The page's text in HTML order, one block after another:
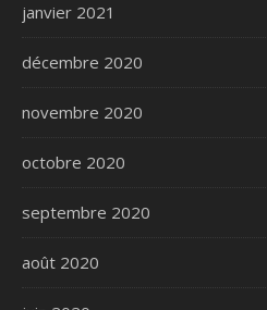
janvier 2021
décembre 2020
novembre 2020
octobre 2020
septembre 2020
août 2020